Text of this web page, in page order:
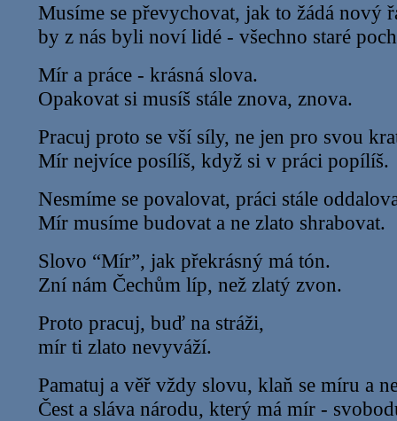
Musíme se převychovat, jak to žádá nový
by z nás byli noví lidé - všechno staré
Mír a práce - krásná slova.
Opakovat si musíš stále znova, znova.
Pracuj proto se vší síly, ne jen pro svou
Mír nejvíce posílíš, když si v práci popílíš.
Nesmíme se povalovat, práci stále
Mír musíme budovat a ne zlato shrabovat.
Slovo “Mír”, jak překrásný má tón.
Zní nám Čechům líp, než zlatý zvon.
Proto pracuj, buď na stráži,
mír ti zlato nevyváží.
Pamatuj a věř vždy slovu, klaň se míru a
Čest a sláva národu, který má mír -